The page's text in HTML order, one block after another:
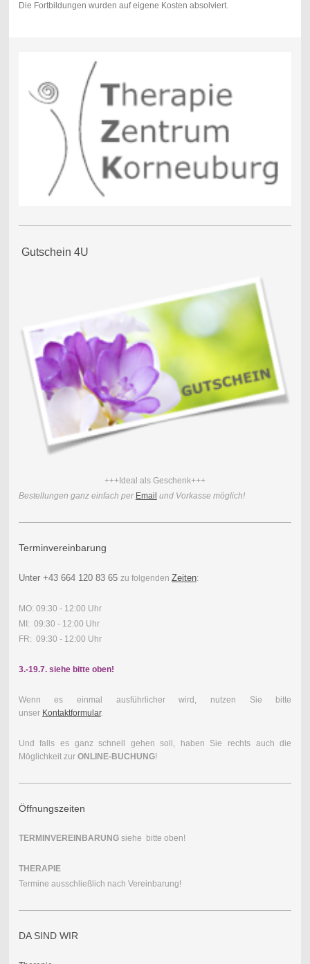
Die Fortbildungen wurden auf eigene Kosten absolviert.
Gutschein 4U
+++Ideal als Geschenk+++
Bestellungen ganz einfach per Email und Vorkasse möglich!
Terminvereinbarung
Unter +43 664 120 83 65 zu folgenden Zeiten:
MO: 09:30 - 12:00 Uhr
MI: 09:30 - 12:00 Uhr
FR: 09:30 - 12:00 Uhr
3.-19.7. siehe bitte oben!
Wenn es einmal ausführlicher wird, nutzen Sie bitte
unser Kontaktformular.
Und falls es ganz schnell gehen soll, haben Sie rechts auch die
Möglichkeit zur ONLINE-BUCHUNG!
Öffnungszeiten
TERMINVEREINBARUNGsiehe bitte oben!
THERAPIE
Termine ausschließlich nach Vereinbarung!
DA SIND WIR